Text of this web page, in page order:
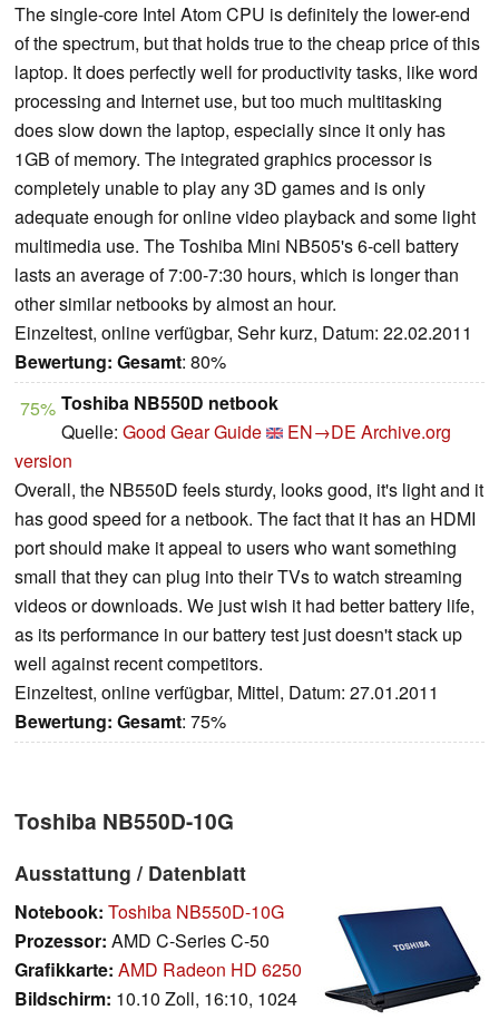
The single-core Intel Atom CPU is definitely the lower-end
of the spectrum, but that holds true to the cheap price of this
laptop. It does perfectly well for productivity tasks, like word
processing and Internet use, but too much multitasking
does slow down the laptop, especially since it only has
1GB of memory. The integrated graphics processor is
completely unable to play any 3D games and is only
adequate enough for online video playback and some light
multimedia use. The Toshiba Mini NB505's 6-cell battery
lasts an average of 7:00-7:30 hours, which is longer than
other similar netbooks by almost an hour.
Einzeltest, online verfügbar, Sehr kurz, Datum: 22.02.2011
Bewertung: Gesamt: 80%
75% Toshiba NB550D netbook
Quelle: Good Gear Guide EN→DE Archive.org
version
Overall, the NB550D feels sturdy, looks good, it's light and it
has good speed for a netbook. The fact that it has an HDMI
port should make it appeal to users who want something
small that they can plug into their TVs to watch streaming
videos or downloads. We just wish it had better battery life,
as its performance in our battery test just doesn't stack up
well against recent competitors.
Einzeltest, online verfügbar, Mittel, Datum: 27.01.2011
Bewertung: Gesamt: 75%
Toshiba NB550D-10G
Ausstattung / Datenblatt
Notebook: Toshiba NB550D-10G
Prozessor: AMD C-Series C-50
Grafikkarte: AMD Radeon HD 6250
Bildschirm: 10.10 Zoll, 16:10, 1024